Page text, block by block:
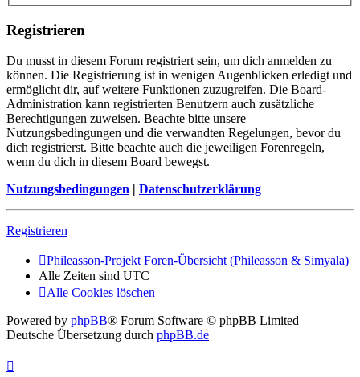
Registrieren
Du musst in diesem Forum registriert sein, um dich anmelden zu
können. Die Registrierung ist in wenigen Augenblicken erledigt und
ermöglicht dir, auf weitere Funktionen zuzugreifen. Die Board-
Administration kann registrierten Benutzern auch zusätzliche
Berechtigungen zuweisen. Beachte bitte unsere
Nutzungsbedingungen und die verwandten Regelungen, bevor du
dich registrierst. Bitte beachte auch die jeweiligen Forenregeln,
wenn du dich in diesem Board bewegst.
Nutzungsbedingungen | Datenschutzerklärung
Registrieren
Phileasson-Projekt Foren-Übersicht (Phileasson & Simyala)
Alle Zeiten sind UTC
Alle Cookies löschen
Powered by phpBB® Forum Software © phpBB Limited
Deutsche Übersetzung durch phpBB.de